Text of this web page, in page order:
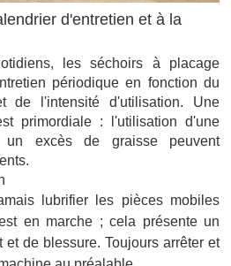
d'entretien et à la
les séchoirs à placage
périodique en fonction du
de l'intensité d'utilisation. Une
primordiale : l'utilisation d'une
un excès de graisse peuvent
lubrifier les pièces mobiles
en marche ; cela présente un
et de blessure. Toujours arrêter et